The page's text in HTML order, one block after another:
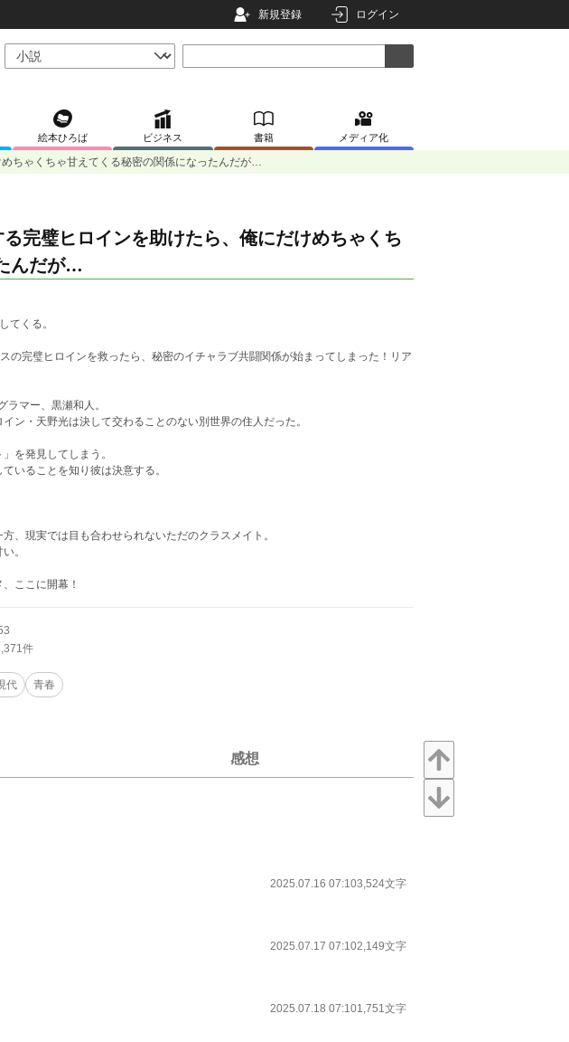
新規登録 ログイン
絵本ひろば ビジネス 書籍 メディア化
ちゃくちゃ甘えてくる秘密の関係になったんだが…
完璧ヒロインを助けたら、俺にだけめちゃくち
んだが…
てくる。
の完璧ヒロインを救ったら、秘密のイチャラブ共闘関係が始まってしまった！リア
マー、黒瀬和人。
ン・天野光は決して交わることのない別世界の住人だった。
を発見してしまう。
いることを知り彼は決意する。
、現実では目も合わせられないただのクラスメイト。
。
ここに開幕！
件
代 青春
感想
2025.07.16 07:103,524文字
2025.07.17 07:102,149文字
2025.07.18 07:101,751文字